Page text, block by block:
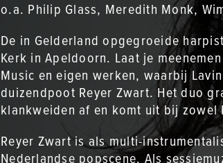
o.a. Philip Glass, Meredith Monk,
De in Gelderland opgegroeide
Kerk in Apeldoorn. Laat je
Music en eigen werken, waarbij
duizendpoot Reyer Zwart. Het duo
klankweiden af en komt uit bij zowel
Reyer Zwart is als multi-
Nederlandse popscene. Als